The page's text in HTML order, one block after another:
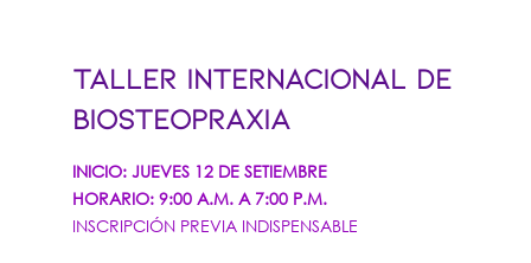
TALLER INTERNACIONAL DE
BIOSTEOPRAXIA
INICIO: JUEVES 12 DE SETIEMBRE
HORARIO: 9:00 A.M. A 7:00 P.M.
INSCRIPCIÓN PREVIA INDISPENSABLE